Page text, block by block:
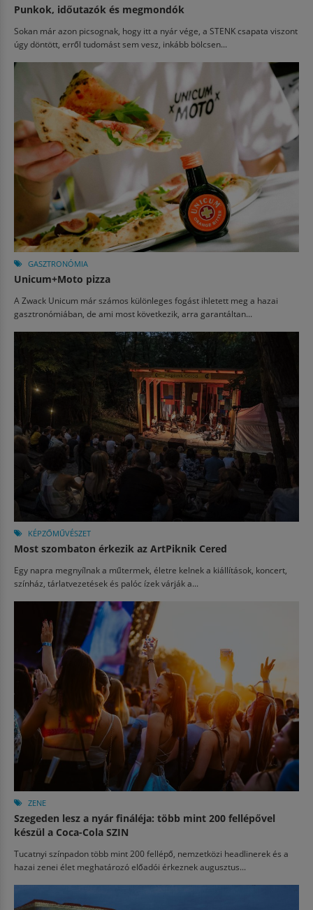
Punkok, időutazók és megmondók
Sokan már azon picsognak, hogy itt a nyár vége, a STENK csapata viszont
úgy döntött, erről tudomást sem vesz, inkább bölcsen...
GASZTRONÓMIA
Unicum+Moto pizza
A Zwack Unicum már számos különleges fogást ihletett meg a hazai
gasztronómiában, de ami most következik, arra garantáltan...
KÉPZŐMŰVÉSZET
Most szombaton érkezik az ArtPiknik Cered
Egy napra megnyílnak a műtermek, életre kelnek a kiállítások, koncert,
színház, tárlatvezetések és palóc ízek várják a...
ZENE
Szegeden lesz a nyár fináléja: több mint 200 fellépővel
készül a Coca-Cola SZIN
Tucatnyi színpadon több mint 200 fellépő, nemzetközi headlinerek és a
hazai zenei élet meghatározó előadói érkeznek augusztus...